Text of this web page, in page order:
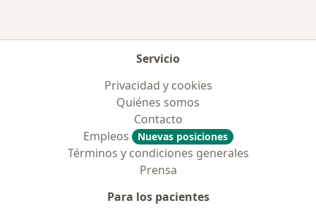
Servicio
Privacidad y cookies
Quiénes somos
Contacto
Empleos
Nuevas posiciones
Términos y condiciones generales
Prensa
Para los pacientes